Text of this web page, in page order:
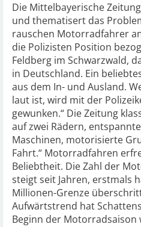
Die Mittelbayerische
und thematisert das
rauschen Motorradfahrer
die Polizisten Position
Feldberg im Schwarzwald,
in Deutschland. Ein
aus dem In- und Ausland.
laut ist, wird mit der
gewunken.“ Die Zeitung
auf zwei Rädern,
Maschinen, motorisierte
Fahrt.“ Motorradfahren
Beliebtheit. Die Zahl der
steigt seit Jahren, erstmals
Millionen-Grenze
Aufwärtstrend hat
Beginn der Motorradsaison